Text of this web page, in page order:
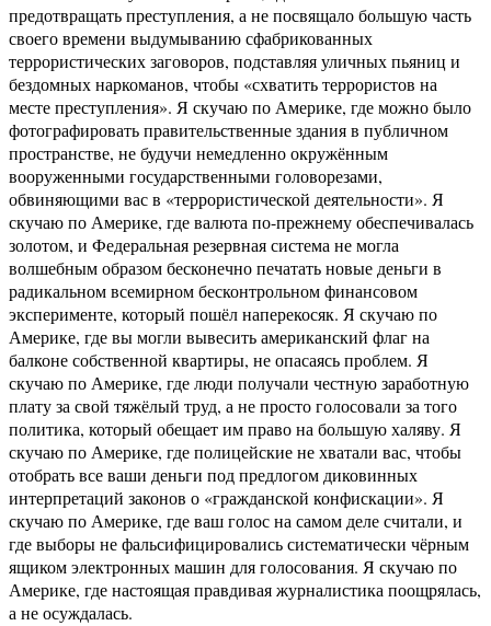
предотвращать преступления, а не посвящало большую часть
своего времени выдумыванию сфабрикованных
террористических заговоров, подставляя уличных пьяниц и
бездомных наркоманов, чтобы «схватить террористов на
месте преступления». Я скучаю по Америке, где можно было
фотографировать правительственные здания в публичном
пространстве, не будучи немедленно окружённым
вооруженными государственными головорезами,
обвиняющими вас в «террористической деятельности». Я
скучаю по Америке, где валюта по-прежнему обеспечивалась
золотом, и Федеральная резервная система не могла
волшебным образом бесконечно печатать новые деньги в
радикальном всемирном бесконтрольном финансовом
эксперименте, который пошёл наперекосяк. Я скучаю по
Америке, где вы могли вывесить американский флаг на
балконе собственной квартиры, не опасаясь проблем. Я
скучаю по Америке, где люди получали честную заработную
плату за свой тяжёлый труд, а не просто голосовали за того
политика, который обещает им право на большую халяву. Я
скучаю по Америке, где полицейские не хватали вас, чтобы
отобрать все ваши деньги под предлогом диковинных
интерпретаций законов о «гражданской конфискации». Я
скучаю по Америке, где ваш голос на самом деле считали, и
где выборы не фальсифицировались систематически чёрным
ящиком электронных машин для голосования. Я скучаю по
Америке, где настоящая правдивая журналистика поощрялась,
а не осуждалась.